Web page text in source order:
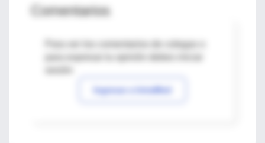
Comentarios
Para ver los comentarios de colegas o
Ingresar a IntraMed